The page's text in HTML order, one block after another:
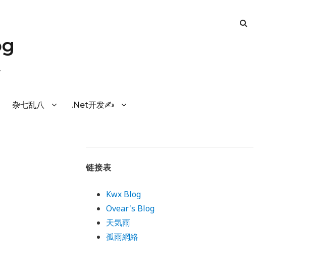
杂七乱八 .Net开发✍
链接表
Kwx Blog
Ovear's Blog
天気雨
孤雨網絡